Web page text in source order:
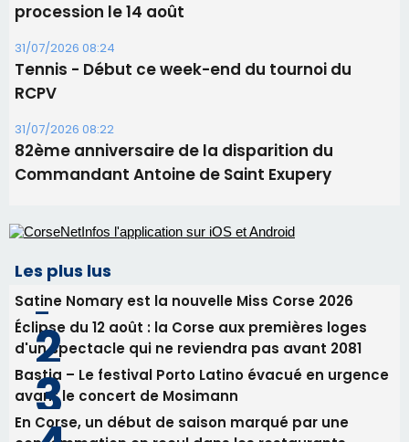
06/08/2026 15:25
Corte – L’association A Nuciola organise une
projection sous les étoiles
06/08/2026 15:04
Alata - Soirée Tango Argentin au stade de San
Benedetto
05/08/2026 09:53
procession le 14 août
31/07/2026 08:24
Tennis - Début ce week-end du tournoi du
RCPV
31/07/2026 08:22
82ème anniversaire de la disparition du
Commandant Antoine de Saint Exupery